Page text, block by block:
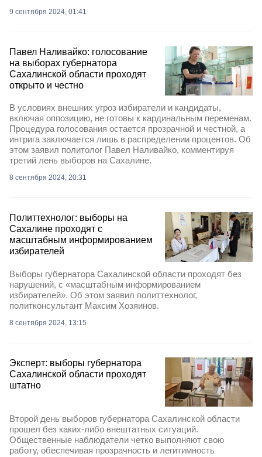
9 сентября 2024, 01:41
Павел Наливайко: голосование
на выборах губернатора
Сахалинской области проходят
открыто и честно
В условиях внешних угроз избиратели и кандидаты,
включая оппозицию, не готовы к кардинальным переменам.
Процедура голосования остается прозрачной и честной, а
интрига заключается лишь в распределении процентов. Об
этом заявил политолог Павел Наливайко, комментируя
третий лень выборов на Сахалине.
8 сентября 2024, 20:31
Политтехнолог: выборы на
Сахалине проходят с
масштабным информированием
избирателей
Выборы губернатора Сахалинской области проходят без
нарушений, с «масштабным информированием
избирателей». Об этом заявил политтехнолог,
политконсультант Максим Хозяинов.
8 сентября 2024, 13:15
Эксперт: выборы губернатора
Сахалинской области проходят
штатно
Второй день выборов губернатора Сахалинской области
прошел без каких-либо внештатных ситуаций.
Общественные наблюдатели четко выполняют свою
работу, обеспечивая прозрачность и легитимность